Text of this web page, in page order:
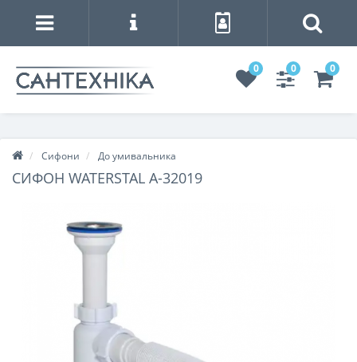
0 0 0
Сифони До умивальника
СИФОН WATERSTAL А-32019